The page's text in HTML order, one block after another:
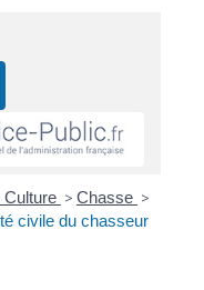
Culture > Chasse >
civile du chasseur